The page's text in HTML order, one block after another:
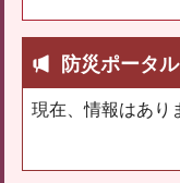
防災ポータル
現在、情報はあり